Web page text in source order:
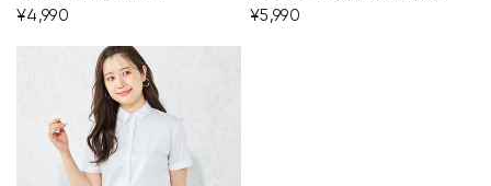
¥4,990
¥5,990